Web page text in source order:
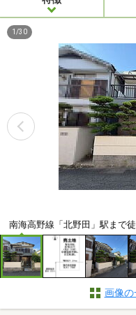
南海高野線「北野田」駅まで
1 /30
画像の